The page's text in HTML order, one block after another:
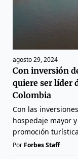
agosto 29, 2024
Con inversión
quiere ser líder
Colombia
Con las
hospedaje mayor
promoción
Por Forbes Staff